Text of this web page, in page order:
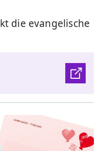
die evangelische